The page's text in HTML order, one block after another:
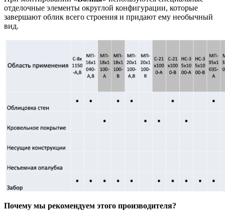
отделочные элементы округлой конфигурации, которые
завершают облик всего строения и придают ему необычный
вид.
Почему мы рекомендуем этого производителя?